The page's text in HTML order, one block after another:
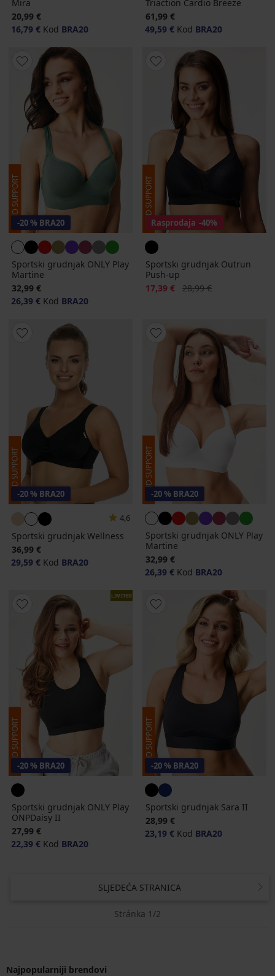
Mira
20,99 €
16,79 € Kod BRA20
Triaction Cardio Breeze
61,99 €
49,59 € Kod BRA20
-20 % BRA20
Sportski grudnjak ONLY Play
Martine
32,99 €
26,39 € Kod BRA20
Rasprodaja -40%
Sportski grudnjak Outrun
Push-up
Popust
17,39 € Prvobitna cijena
28,99 €
-20 % BRA20
4,6
Sportski grudnjak Wellness
36,99 €
29,59 € Kod BRA20
-20 % BRA20
Sportski grudnjak ONLY Play
Martine
32,99 €
26,39 € Kod BRA20
LIMITED
-20 % BRA20
Sportski grudnjak ONLY Play
ONPDaisy II
27,99 €
22,39 € Kod BRA20
-20 % BRA20
Sportski grudnjak Sara II
28,99 €
23,19 € Kod BRA20
SLJEDEĆA STRANICA
Stránka 1/2
Najpopularniji brendovi